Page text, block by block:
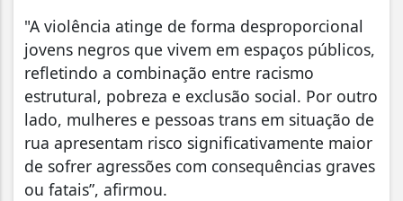
"A violência atinge de forma desproporcional
jovens negros que vivem em espaços públicos,
refletindo a combinação entre racismo
estrutural, pobreza e exclusão social. Por outro
lado, mulheres e pessoas trans em situação de
rua apresentam risco significativamente maior
de sofrer agressões com consequências graves
ou fatais”, afirmou.